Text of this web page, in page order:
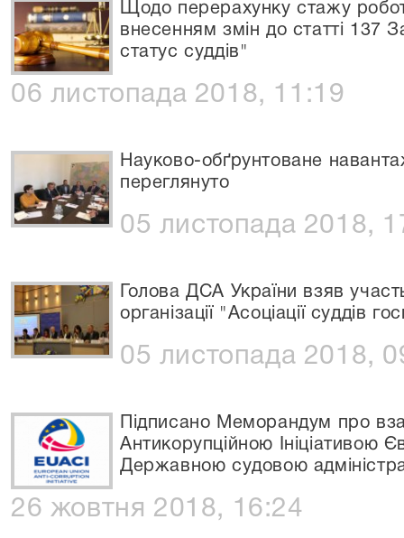
Щодо перерахунку стажу
внесенням змін до статті 137
статус суддів"
06 листопада 2018, 11:19
Науково-обґрунтоване
переглянуто
05 листопада 2018,
Голова ДСА України взяв
організації "Асоціації суддів
05 листопада 2018,
Підписано Меморандум про
Антикорупційною Ініціативою
Державною судовою
26 жовтня 2018, 16:24